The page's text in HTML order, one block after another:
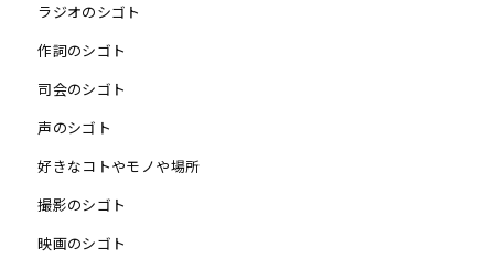
ラジオのシゴト
作詞のシゴト
司会のシゴト
声のシゴト
好きなコトやモノや場所
撮影のシゴト
映画のシゴト